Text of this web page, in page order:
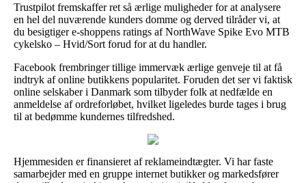
Trustpilot fremskaffer ret så ærlige muligheder for at analysere
en hel del nuværende kunders domme og derved tilråder vi, at
du besigtiger e-shoppens ratings af NorthWave Spike Evo MTB
cykelsko – Hvid/Sort forud for at du handler.
Facebook frembringer tillige immervæk ærlige genveje til at få
indtryk af online butikkens popularitet. Foruden det ser vi faktisk
online selskaber i Danmark som tilbyder folk at nedfælde en
anmeldelse af ordreforløbet, hvilket ligeledes burde tages i brug
til at bedømme kundernes tilfredshed.
Hjemmesiden er finansieret af reklameindtægter. Vi har faste
samarbejder med en gruppe internet butikker og markedsfører